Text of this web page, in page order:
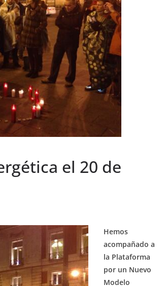
el 20 de
Hemos
acompañado a
la Plataforma
por un Nuevo
Modelo